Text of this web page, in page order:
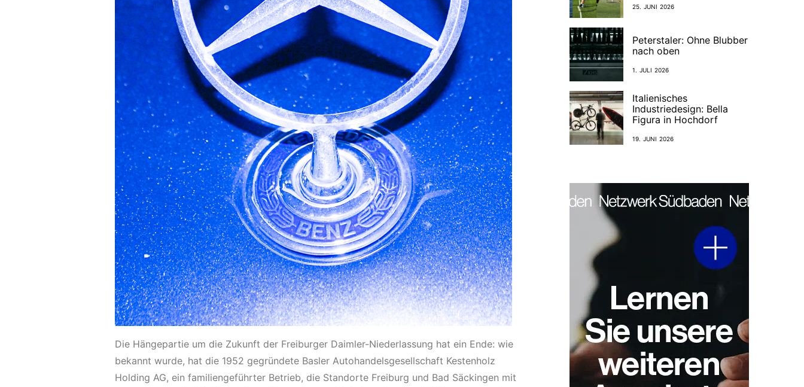
Die Hängepartie um die Zukunft der Freiburger Daimler-Niederlassung hat ein Ende: wie
bekannt wurde, hat die 1952 gegründete Basler Autohandelsgesellschaft Kestenholz
Holding AG, ein familiengeführter Betrieb, die Standorte Freiburg und Bad Säckingen mit
25. JUNI 2026
Peterstaler: Ohne Blubber
nach oben
1. JULI 2026
Italienisches
Industriedesign: Bella
Figura in Hochdorf
19. JUNI 2026